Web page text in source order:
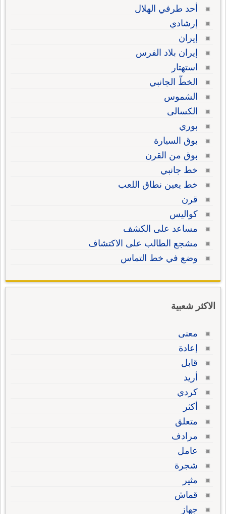
أحد طرفي الهلال
إرشادي
إيران
إيران بلاد الفرس
استهتار
الخطّ الجانبي
الشموس
الكسالى
بوري
بوق السيارة
بوق من القرن
خط جانبي
خط يعين نطاق اللعب
قرن
كواليس
مساعد على الكشف
مشجع الطالب على الاكتشاف
وضع في خط التماس
الاكثر شعبية
معنى
إعادة
قابل
أريد
كردي
أكثر
متعلق
مرادف
عامل
شجرة
مثير
قماش
جهاز